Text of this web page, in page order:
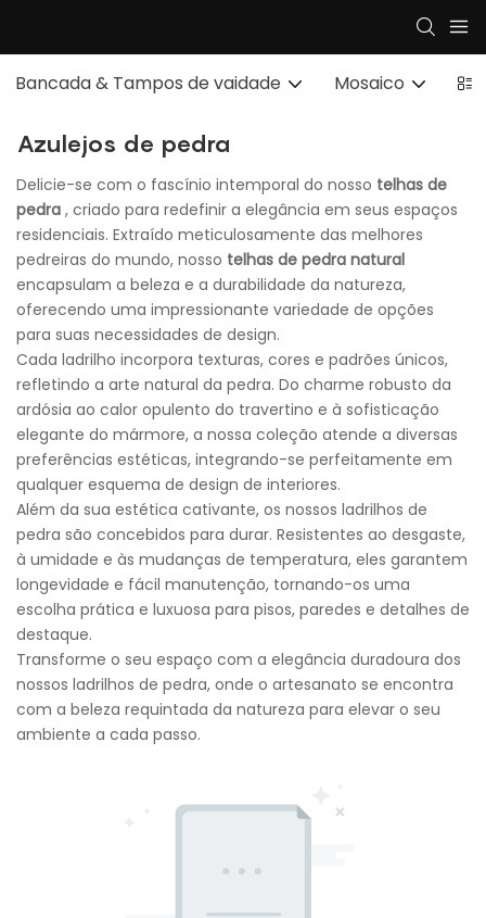
Bancada & Tampos de vaidade Mosaico
Azulejos de pedra
Delicie-se com o fascínio intemporal do nosso telhas de
pedra , criado para redefinir a elegância em seus espaços
residenciais. Extraído meticulosamente das melhores
pedreiras do mundo, nosso telhas de pedra natural
encapsulam a beleza e a durabilidade da natureza,
oferecendo uma impressionante variedade de opções
para suas necessidades de design.
Cada ladrilho incorpora texturas, cores e padrões únicos,
refletindo a arte natural da pedra. Do charme robusto da
ardósia ao calor opulento do travertino e à sofisticação
elegante do mármore, a nossa coleção atende a diversas
preferências estéticas, integrando-se perfeitamente em
qualquer esquema de design de interiores.
Além da sua estética cativante, os nossos ladrilhos de
pedra são concebidos para durar. Resistentes ao desgaste,
à umidade e às mudanças de temperatura, eles garantem
longevidade e fácil manutenção, tornando-os uma
escolha prática e luxuosa para pisos, paredes e detalhes de
destaque.
Transforme o seu espaço com a elegância duradoura dos
nossos ladrilhos de pedra, onde o artesanato se encontra
com a beleza requintada da natureza para elevar o seu
ambiente a cada passo.